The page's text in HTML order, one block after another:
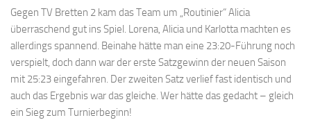
Gegen TV Bretten 2 kam das Team um „Routinier“ Alicia
überraschend gut ins Spiel. Lorena, Alicia und Karlotta machten es
allerdings spannend. Beinahe hätte man eine 23:20-Führung noch
verspielt, doch dann war der erste Satzgewinn der neuen Saison
mit 25:23 eingefahren. Der zweiten Satz verlief fast identisch und
auch das Ergebnis war das gleiche. Wer hätte das gedacht – gleich
ein Sieg zum Turnierbeginn!